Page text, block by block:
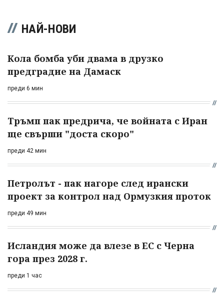
НАЙ-НОВИ
Кола бомба уби двама в друзко
предградие на Дамаск
преди 6 мин
Тръмп пак предрича, че войната с Иран
ще свърши "доста скоро"
преди 42 мин
Петролът - пак нагоре след ирански
проект за контрол над Ормузкия проток
преди 49 мин
Исландия може да влезе в ЕС с Черна
гора през 2028 г.
преди 1 час